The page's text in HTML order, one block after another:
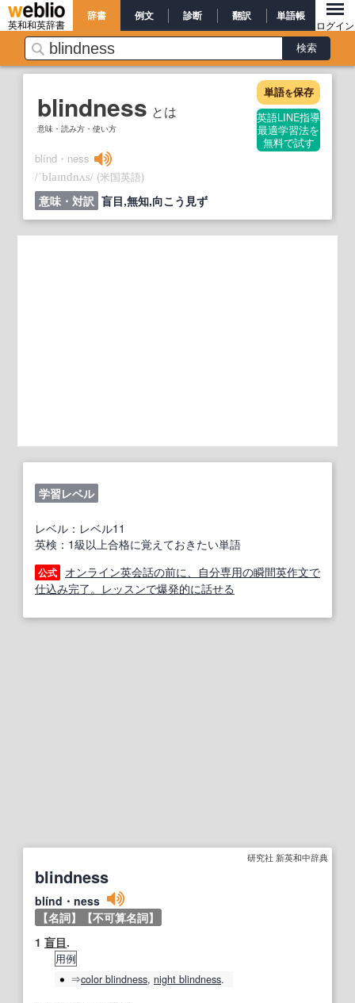
英和和英辞書
辞書 例文 診断 翻訳 単語帳
ログイン
blindness とは
意味・読み方・使い方
単語を保存
英語LINE指導
最適学習法を
無料で試す
blínd・ness
/ˈblaɪndnʌs/ (米国英語)
意味・対訳 盲目,無知,向こう見ず
学習レベル
レベル：レベル11
英検：1級以上合格に覚えておきたい単語
公式
オンライン英会話の前に、自分専用の瞬間英作文で
仕込み完了。レッスンで爆発的に話せる
研究社 新英和中辞典
blindness
blínd・ness
【名詞】
【不可算名詞】
1 盲目.
用例
⇒color blindness, night blindness.